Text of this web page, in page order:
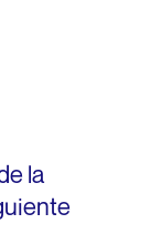
la